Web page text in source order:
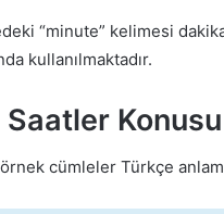
“minute” kelimesi
kullanılmaktadır.
cümleler Türkçe